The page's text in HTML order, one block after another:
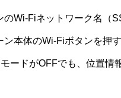
Wi-Fiネットワーク名（
本体のWi-Fiボタンを押
ードがOFFでも、位置情